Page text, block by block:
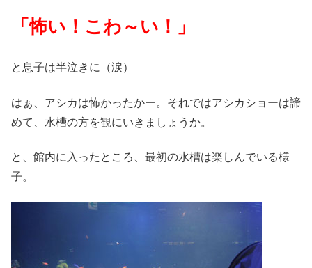
「怖い！こわ～い！」
と息子は半泣きに（涙）
はぁ、アシカは怖かったかー。それではアシカショーは諦
めて、水槽の方を観にいきましょうか。
と、館内に入ったところ、最初の水槽は楽しんでいる様
子。